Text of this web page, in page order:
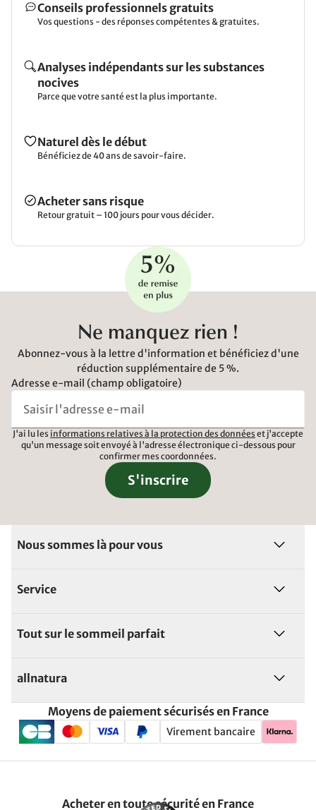
Conseils professionnels gratuits
Vos questions - des réponses compétentes & gratuites.
Analyses indépendants sur les substances
nocives
Parce que votre santé est la plus importante.
Naturel dès le début
Bénéficiez de 40 ans de savoir-faire.
Acheter sans risque
Retour gratuit – 100 jours pour vous décider.
Ne manquez rien !
Abonnez-vous à la lettre d'information et bénéficiez d'une
réduction supplémentaire de 5 %.
Adresse e-mail (champ obligatoire)
J'ai lu les informations relatives à la protection des données et j'accepte
qu'un message soit envoyé à l'adresse électronique ci-dessous pour
confirmer mes coordonnées.
S'inscrire
Nous sommes là pour vous
Service
Tout sur le sommeil parfait
allnatura
Moyens de paiement sécurisés en France
Virement bancaire
Acheter en toute sécurité en France